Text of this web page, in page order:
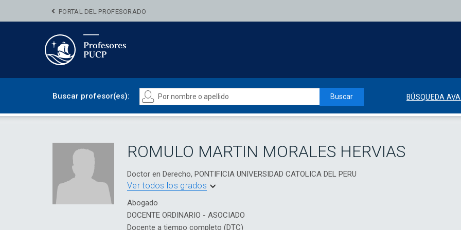
PORTAL DEL PROFESORADO
Buscar profesor(es): Buscar BÚSQUEDA
ROMULO MARTIN MORALES HERVIAS
Doctor en Derecho, PONTIFICIA UNIVERSIDAD CATOLICA DEL PERU
Ver todos los grados
Abogado
DOCENTE ORDINARIO - ASOCIADO
Docente a tiempo completo (DTC)